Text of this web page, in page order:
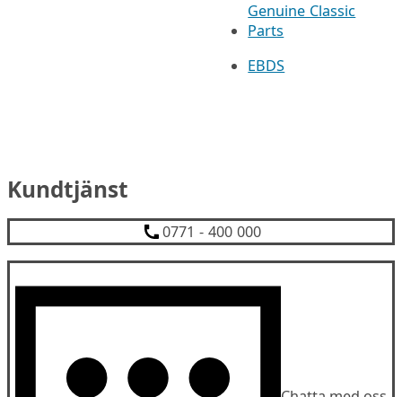
Genuine Classic
Parts
EBDS
Kundtjänst
0771 - 400 000